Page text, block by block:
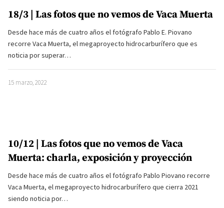
18/3 | Las fotos que no vemos de Vaca Muerta
Desde hace más de cuatro años el fotógrafo Pablo E. Piovano
recorre Vaca Muerta, el megaproyecto hidrocarburífero que es
noticia por superar…
15 marzo, 2022
10/12 | Las fotos que no vemos de Vaca
Muerta: charla, exposición y proyección
Desde hace más de cuatro años el fotógrafo Pablo Piovano recorre
Vaca Muerta, el megaproyecto hidrocarburífero que cierra 2021
siendo noticia por…